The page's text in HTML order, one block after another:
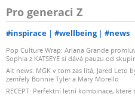
Pro generaci Z
#inspirace #wellbeing #news
Pop Culture Wrap: Ariana Grande
Sophia z KATSEYE si dává pauzu od
Alt news: MGK v tom zas lítá, Jared Leto
zemřely Bonnie Tyler a Mary Morello
RECEPT: Perfektní letní kombinace,